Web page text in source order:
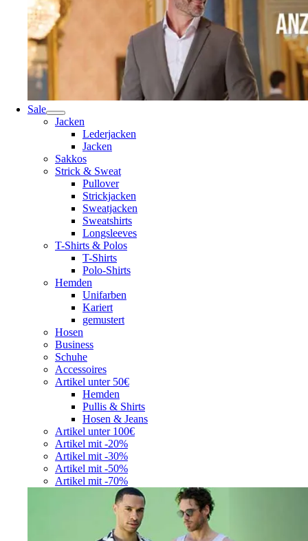
Sale
Jacken
Lederjacken
Jacken
Sakkos
Strick & Sweat
Pullover
Strickjacken
Sweatjacken
Sweatshirts
Longsleeves
T-Shirts & Polos
T-Shirts
Polo-Shirts
Hemden
Unifarben
Kariert
gemustert
Hosen
Business
Schuhe
Accessoires
Artikel unter 50€
Hemden
Pullis & Shirts
Hosen & Jeans
Artikel unter 100€
Artikel mit -20%
Artikel mit -30%
Artikel mit -50%
Artikel mit -70%